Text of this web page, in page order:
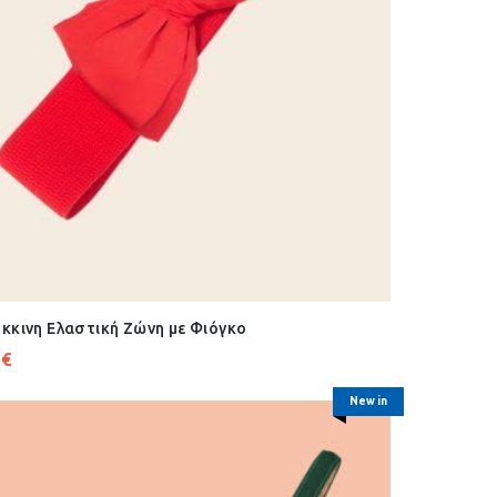
Ελαστική Ζώνη με Φιόγκο
€
New in